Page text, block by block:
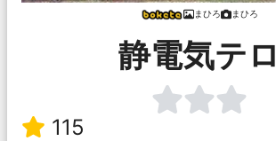
まひろ まひろ
静電気テロ
115